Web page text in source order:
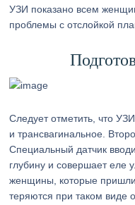
УЗИ показано всем
проблемы с отслойкой
Следует отметить, что
и трансвагинальное.
Специальный датчик
глубину и совершает еле
женщины, которые
теряются при таком виде